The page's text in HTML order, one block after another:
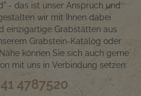
- das ist unser Anspruch und
wir mit Ihnen dabei
einzigartige Grabstätten aus
Grabstein-Katalog oder
können Sie sich auch gerne
mit uns in Verbindung setzen:
4787520